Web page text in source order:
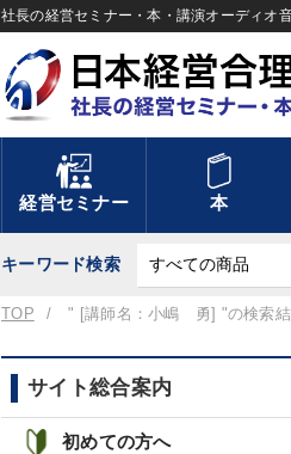
社長の経営セミナー・本・講演オーディオ
経営セミナー 本
キーワード検索
TOP " [講師名：小嶋 勇] "の検索
サイト総合案内
初めての方へ